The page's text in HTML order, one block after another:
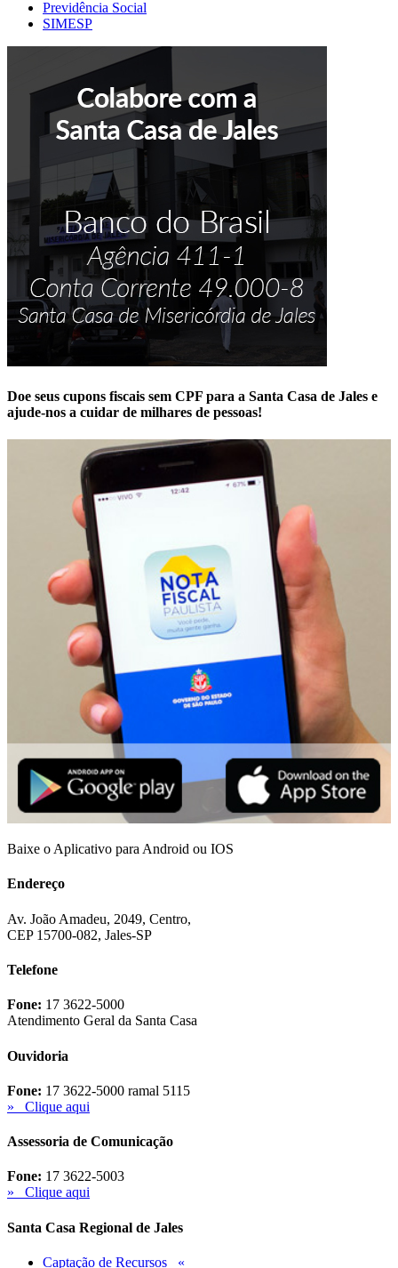
Previdência Social
SIMESP
Doe seus cupons fiscais sem CPF para a Santa Casa de Jales e
ajude-nos a cuidar de milhares de pessoas!
Baixe o Aplicativo para Android ou IOS
Endereço
Av. João Amadeu, 2049, Centro,
CEP 15700-082, Jales-SP
Telefone
Fone: 17 3622-5000
Atendimento Geral da Santa Casa
Ouvidoria
Fone: 17 3622-5000 ramal 5115
» Clique aqui
Assessoria de Comunicação
Fone: 17 3622-5003
» Clique aqui
Santa Casa Regional de Jales
Captação de Recursos «